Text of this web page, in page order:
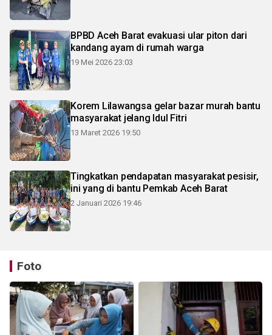
BPBD Aceh Barat evakuasi ular piton dari
kandang ayam di rumah warga
19 Mei 2026 23:03
Korem Lilawangsa gelar bazar murah bantu
masyarakat jelang Idul Fitri
13 Maret 2026 19:50
Tingkatkan pendapatan masyarakat pesisir,
ini yang di bantu Pemkab Aceh Barat
2 Januari 2026 19:46
Foto